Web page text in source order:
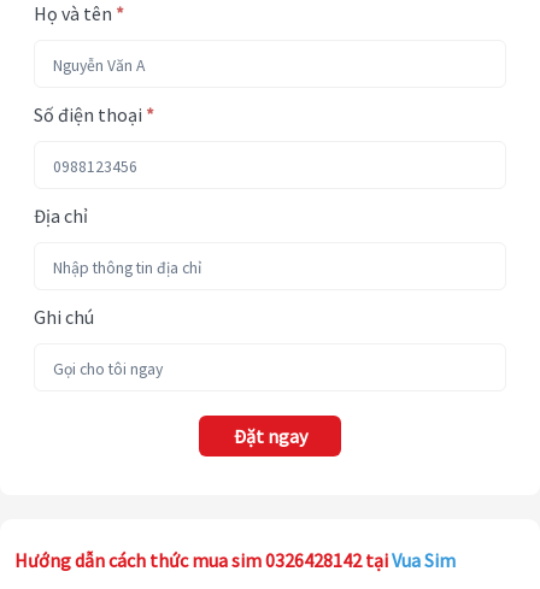
Họ và tên *
Số điện thoại *
Địa chỉ
Ghi chú
Đặt ngay
Hướng dẫn cách thức mua sim 0326428142 tạiVua Sim